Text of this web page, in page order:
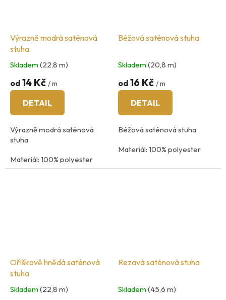
Výrazně modrá saténová
stuha
Skladem(22,8 m)
od 14 Kč / m
DETAIL
Výrazně modrá saténová
stuha
Materiál: 100% polyester
Béžová saténová stuha
Skladem(20,8 m)
od 16 Kč / m
DETAIL
Béžová saténová stuha
Materiál: 100% polyester
Údržba: praní na 40°C
Ořiškově hnědá saténová
stuha
Skladem(22,8 m)
Rezavá saténová stuha
Skladem(45,6 m)